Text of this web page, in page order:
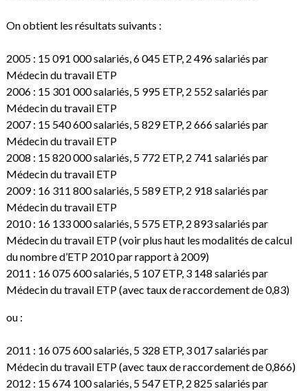
On obtient les résultats suivants :
2005 : 15 091 000 salariés, 6 045 ETP, 2 496 salariés par
Médecin du travail ETP
2006 : 15 301 000 salariés, 5 995 ETP, 2 552 salariés par
Médecin du travail ETP
2007 : 15 540 600 salariés, 5 829 ETP, 2 666 salariés par
Médecin du travail ETP
2008 : 15 820 000 salariés, 5 772 ETP, 2 741 salariés par
Médecin du travail ETP
2009 : 16 311 800 salariés, 5 589 ETP, 2 918 salariés par
Médecin du travail ETP
2010 : 16 133 000 salariés, 5 575 ETP, 2 893 salariés par
Médecin du travail ETP (voir plus haut les modalités de calcul
du nombre d’ETP 2010 par rapport à 2009)
2011 : 16 075 600 salariés, 5 107 ETP, 3 148 salariés par
Médecin du travail ETP (avec taux de raccordement de 0,83)
ou :
2011 : 16 075 600 salariés, 5 328 ETP, 3 017 salariés par
Médecin du travail ETP (avec taux de raccordement de 0,866)
2012 : 15 674 100 salariés, 5 547 ETP, 2 825 salariés par